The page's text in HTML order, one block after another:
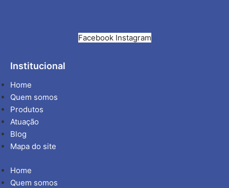
Facebook Instagram
Institucional
Home
Quem somos
Produtos
Atuação
Blog
Mapa do site
Home
Quem somos